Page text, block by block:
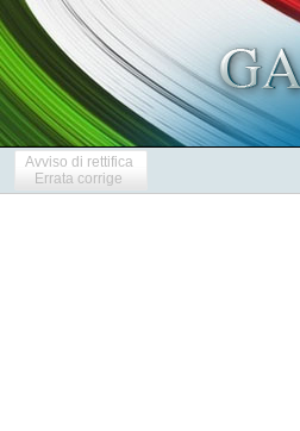
Avviso di rettifica
Errata corrige